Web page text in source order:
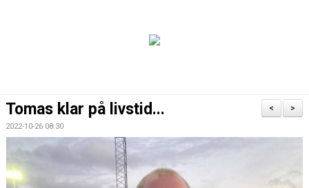
OM FÖRENINGEN
SOCIALA ANSVAR
BARN & UNGDOMSVERKSAMHET
>
<
Tomas klar på livstid...
2022-10-26 08:30